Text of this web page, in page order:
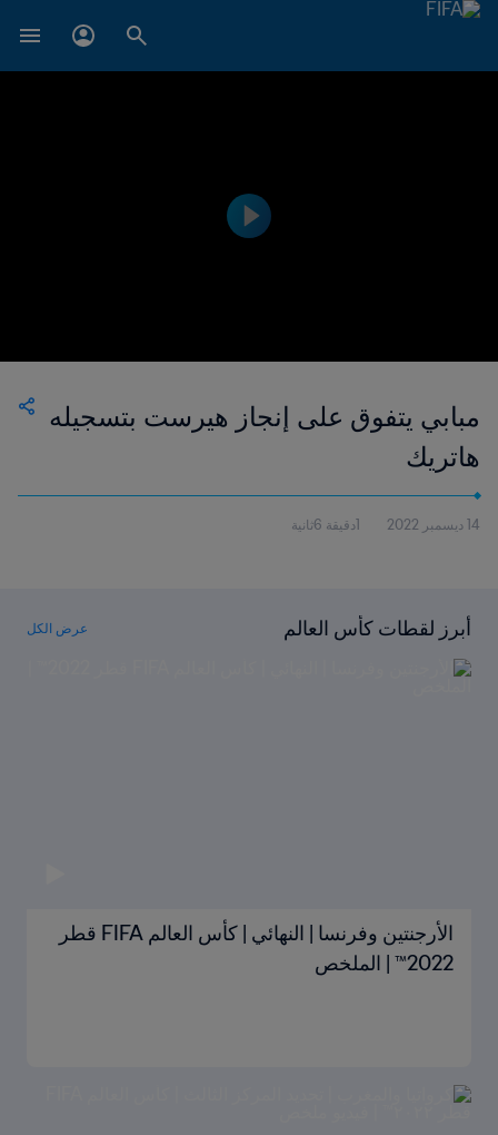
مبابي يتفوق على إنجاز هيرست بتسجيله
هاتريك
14 ديسمبر 2022 1دقيقة 6ثانية
أبرز لقطات كأس العالم عرض الكل
الأرجنتين وفرنسا | النهائي | كأس العالم FIFA قطر
2022™ | الملخص